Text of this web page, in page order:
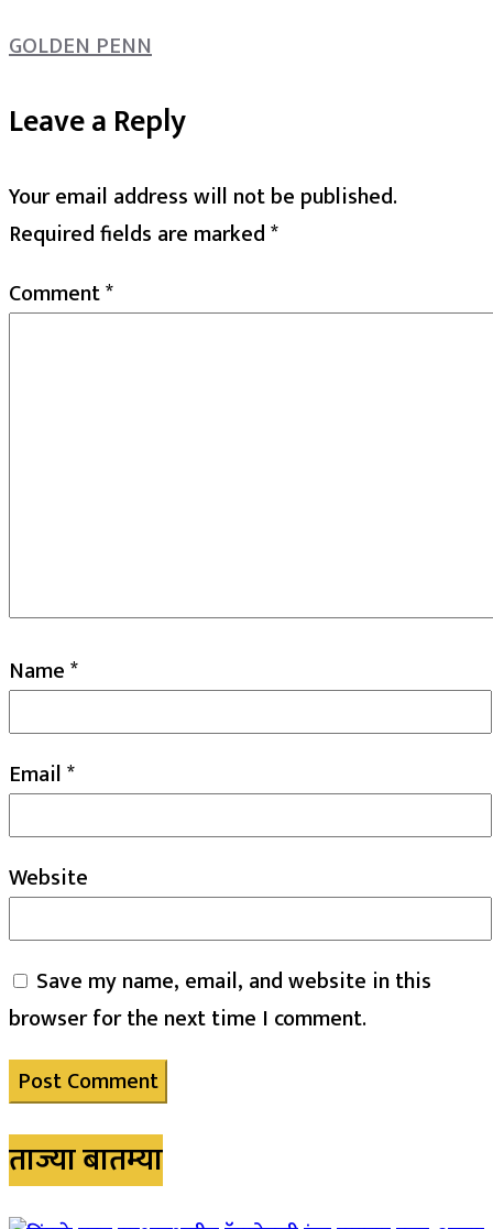
GOLDEN PENN
Leave a Reply
Your email address will not be published.
Required fields are marked*
Comment*
Name*
Email*
Website
Save my name, email, and website in this
browser for the next time I comment.
ताज्या बातम्या